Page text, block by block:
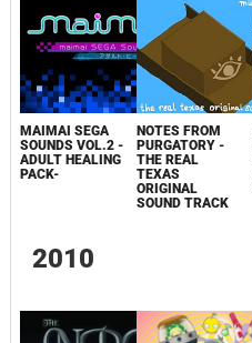
MAIMAI SEGA
SOUNDS VOL.2 -
ADULT HEALING
PACK-
NOTES FROM
PURGATORY -
THE REAL
TEXAS
ORIGINAL
SOUND TRACK
2010